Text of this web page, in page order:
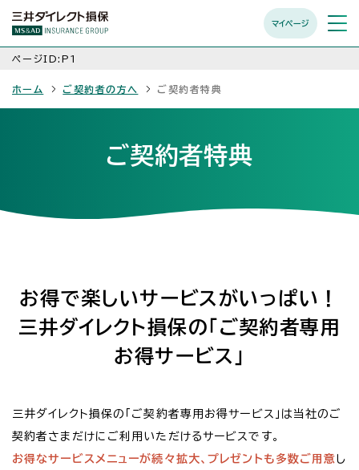
マイページ
メニュ
開く
ページID:P1
ホーム ご契約者の方へ ご契約者特典
ご契約者特典
お得で楽しいサービスがいっぱい！
三井ダイレクト損保の「ご契約者専用
お得サービス」
三井ダイレクト損保の「ご契約者専用お得サービス」は当社のご
契約者さまだけにご利用いただけるサービスです。
お得なサービスメニューが続々拡大、プレゼントも多数ご用意し